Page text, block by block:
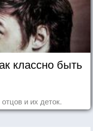
классно быть
и их деток.